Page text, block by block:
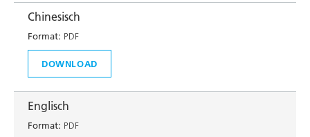
Chinesisch
Format: PDF
DOWNLOAD
Englisch
Format: PDF